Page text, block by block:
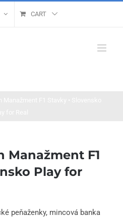
CART
Manažment F1
Play for
peňaženky, mincová banka